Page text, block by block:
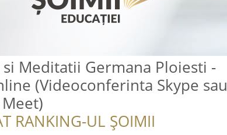
Meditatii Germana Ploiesti -
(Videoconferinta Skype sau
RANKING-UL ȘOIMII